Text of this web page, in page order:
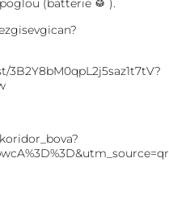
(batterie 🥁 ).